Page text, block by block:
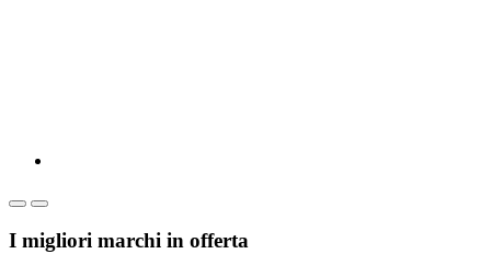
I migliori marchi in offerta